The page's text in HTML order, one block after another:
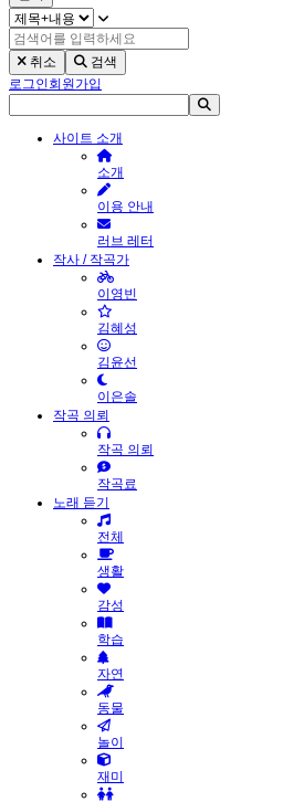
취소
검색
로그인회원가입
사이트 소개
소개
이용 안내
러브 레터
작사 / 작곡가
이영빈
김혜성
김윤선
이은솔
작곡 의뢰
작곡 의뢰
작곡료
노래 듣기
전체
생활
감성
학습
자연
동물
놀이
재미